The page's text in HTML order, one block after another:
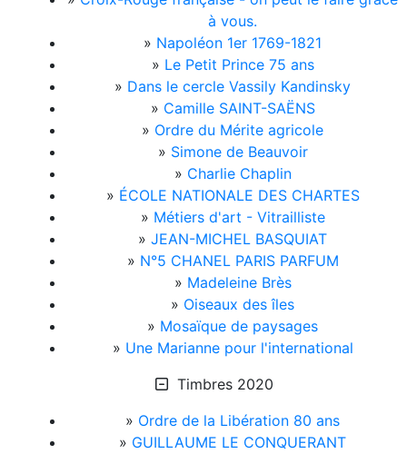
à vous.
» Napoléon 1er 1769-1821
» Le Petit Prince 75 ans
» Dans le cercle Vassily Kandinsky
» Camille SAINT-SAËNS
» Ordre du Mérite agricole
» Simone de Beauvoir
» Charlie Chaplin
» ÉCOLE NATIONALE DES CHARTES
» Métiers d'art - Vitrailliste
» JEAN-MICHEL BASQUIAT
» N°5 CHANEL PARIS PARFUM
» Madeleine Brès
» Oiseaux des îles
» Mosaïque de paysages
» Une Marianne pour l'international
Timbres 2020
» Ordre de la Libération 80 ans
» GUILLAUME LE CONQUERANT